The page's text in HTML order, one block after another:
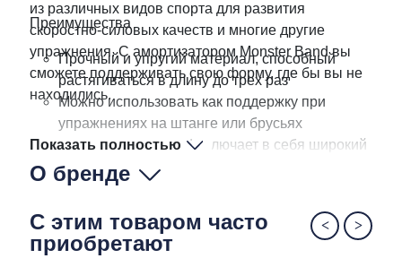
из различных видов спорта для развития
скоростно-силовых качеств и многие другие
упражнения. С амортизатором Monster Band вы
сможете поддерживать свою форму, где бы вы не
находились.
Преимущества
Прочный и упругий материал, способный
растягиваться в длину до трех раз
Можно использовать как поддержку при
упражнениях на штанге или брусьях
Линия Monster Band включает в себя широкий
ассортимент амортизаторов с различной
нагрузкой
увеличивая нагрузку
Показать полностью
О бренде
С этим товаром часто
приобретают